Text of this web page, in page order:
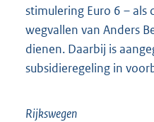
stimulering Euro 6 –
wegvallen van Anders
dienen. Daarbij is
subsidieregeling in
Rijkswegen